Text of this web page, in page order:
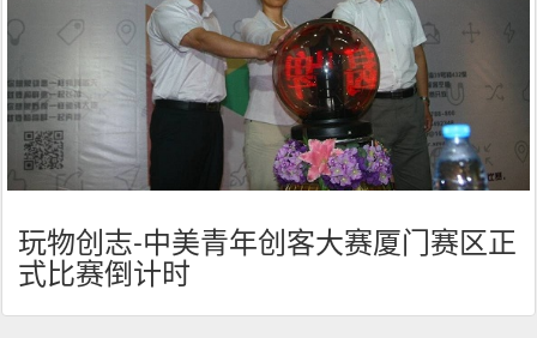
玩物创志-中美青年创客大赛厦门赛区正
式比赛倒计时